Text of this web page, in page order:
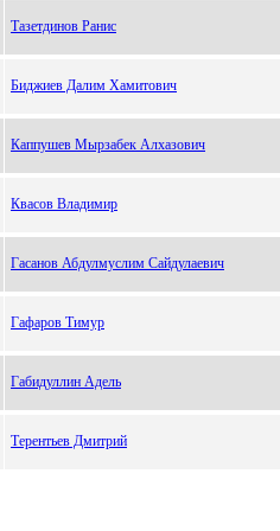
Тазетдинов Ранис
Биджиев Далим Хамитович
Каппушев Мырзабек Алхазович
Квасов Владимир
Гасанов Абдулмуслим Сайдулаевич
Гафаров Тимур
Габидуллин Адель
Терентьев Дмитрий